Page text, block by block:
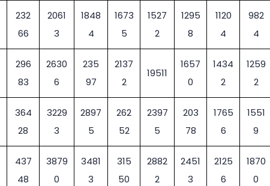
232
66
2061
3
1848
4
1673
5
1527
2
1295
8
1120
4
982
4
296
83
2630
6
235
97
2137
2
19511
1657
0
1434
2
1259
2
364
28
3229
3
2897
5
262
52
2397
5
203
78
1765
6
1551
9
437
48
3879
0
3481
3
315
50
2882
2
2451
3
2125
6
1870
0